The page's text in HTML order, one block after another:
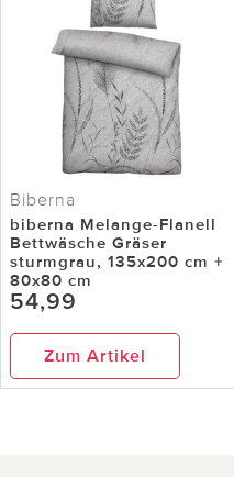
Biberna
biberna Melange-Flanell
Bettwäsche Gräser
sturmgrau, 135x200 cm +
80x80 cm
54,99
Zum Artikel